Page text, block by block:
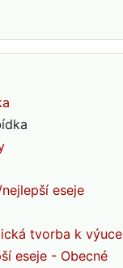
eseje
tvorba k výuce
eseje - Obecné